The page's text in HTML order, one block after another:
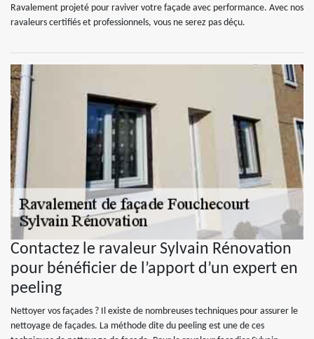
Ravalement projeté pour raviver votre façade avec performance. Avec nos
ravaleurs certifiés et professionnels, vous ne serez pas déçu.
Contactez le ravaleur Sylvain Rénovation
pour bénéficier de l’apport d’un expert en
peeling
Nettoyer vos façades ? Il existe de nombreuses techniques pour assurer le
nettoyage de façades. La méthode dite du peeling est une de ces